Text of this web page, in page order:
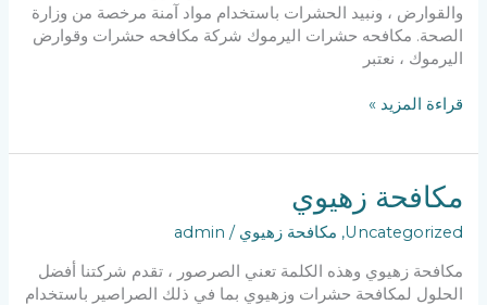
والقوارض ، ونبيد الحشرات باستخدام مواد آمنة مرخصة من وزارة
الصحة. مكافحه حشرات اليرموك شركة مكافحه حشرات وقوارض
اليرموك ، نعتبر
مكافحة
وقوارض
قراءة المزيد »
مكافحة زهيوي
Uncategorized
, مكافحة زهيوي /
admin
مكافحة زهيوي وهذه الكلمة تعني الصرصور ، تقدم شركتنا أفضل
الحلول لمكافحة حشرات وزهيوي بما في ذلك الصراصير باستخدام